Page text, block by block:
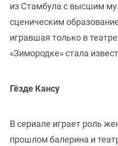
из Стамбула с высшим
сценическим
игравшая только в
«Зимородке» стала
Гёзде Кансу
В сериале играет роль
прошлом балерина и